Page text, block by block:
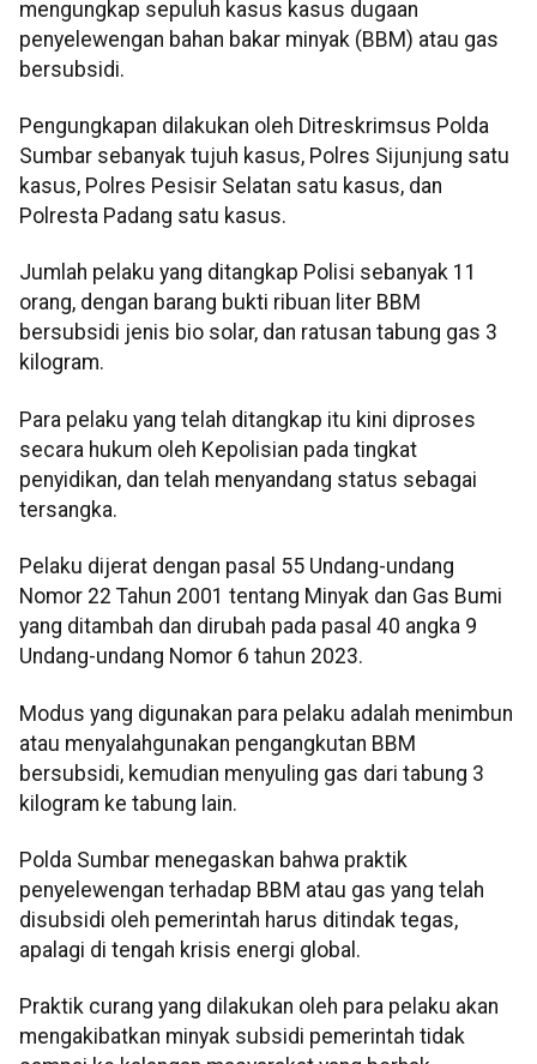
mengungkap sepuluh kasus kasus dugaan
penyelewengan bahan bakar minyak (BBM) atau gas
bersubsidi.
Pengungkapan dilakukan oleh Ditreskrimsus Polda
Sumbar sebanyak tujuh kasus, Polres Sijunjung satu
kasus, Polres Pesisir Selatan satu kasus, dan
Polresta Padang satu kasus.
Jumlah pelaku yang ditangkap Polisi sebanyak 11
orang, dengan barang bukti ribuan liter BBM
bersubsidi jenis bio solar, dan ratusan tabung gas 3
kilogram.
Para pelaku yang telah ditangkap itu kini diproses
secara hukum oleh Kepolisian pada tingkat
penyidikan, dan telah menyandang status sebagai
tersangka.
Pelaku dijerat dengan pasal 55 Undang-undang
Nomor 22 Tahun 2001 tentang Minyak dan Gas Bumi
yang ditambah dan dirubah pada pasal 40 angka 9
Undang-undang Nomor 6 tahun 2023.
Modus yang digunakan para pelaku adalah menimbun
atau menyalahgunakan pengangkutan BBM
bersubsidi, kemudian menyuling gas dari tabung 3
kilogram ke tabung lain.
Polda Sumbar menegaskan bahwa praktik
penyelewengan terhadap BBM atau gas yang telah
disubsidi oleh pemerintah harus ditindak tegas,
apalagi di tengah krisis energi global.
Praktik curang yang dilakukan oleh para pelaku akan
mengakibatkan minyak subsidi pemerintah tidak